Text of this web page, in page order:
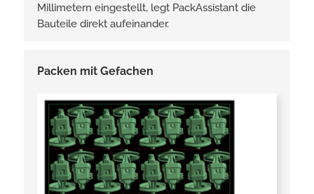
Millimetern eingestellt, legt PackAssistant die
Bauteile direkt aufeinander.
Packen mit Gefachen